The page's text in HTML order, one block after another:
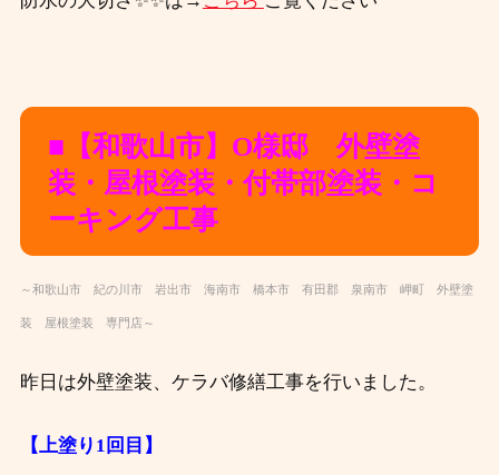
■【和歌山市】O様邸 外壁塗
装・屋根塗装・付帯部塗装・コ
ーキング工事
～和歌山市 紀の川市 岩出市 海南市 橋本市 有田郡 泉南市 岬町 外壁塗
装 屋根塗装 専門店～
昨日は外壁塗装、ケラバ修繕工事を行いました。
【上塗り1回目】